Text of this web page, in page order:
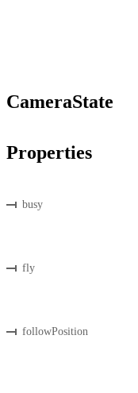
CameraState
Properties
busy
fly
followPosition